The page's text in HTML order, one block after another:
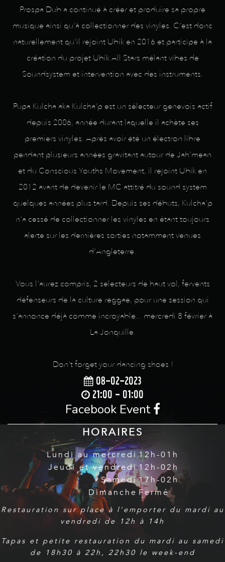
Prospa Dub a continué à créer et produire sa propre
musique ainsi qu'à collectionner des vinyles. C'est donc
naturellement qu'il rejoint Ubik en 2016 et participe à la
création du projet Ubik All Stars mélant vibes de
Soundsystem et intervention avec des instruments.
Pupa Kulcha aka Kulcha'p est un sélecteur genevois actif
depuis 2006, année durant laquelle il achète ses
premiers vinyles. Après avoir été un électron libre
pendant plusieurs années gravitant autour de Jah'mean
et du Conscious Youths Movement, il rejoint Ubik en
2012 avant de devenir le MC attitré du sound system
quelques années plus tard. Depuis ses débuts, Kulcha'p
n'a cessé de collectionner les vinyles en étant toujours
alerte sur les dernières sorties notamment venues
d'Angleterre.
Vous l'aurez compris, 2 selecteurs de haut vol, fervents
défenseurs de la culture reggae, pour une session qui
s'annonce déjà comme incroyable... mercredi 8 février à
La Jonquille.
Don't forget your dancing shoes !
08-02-2023
21:00 - 01:00
Facebook Event
HORAIRES
Lundi au mercredi
Jeudi et vendredi
Samedi
Dimanche
12h-01h
12h-02h
17h-02h
Fermé
Restauration sur place à l'emporter du mardi au
vendredi de 12h à 14h
Tapas et petite restauration du mardi au samedi
de 18h30 à 22h, 22h30 le week-end